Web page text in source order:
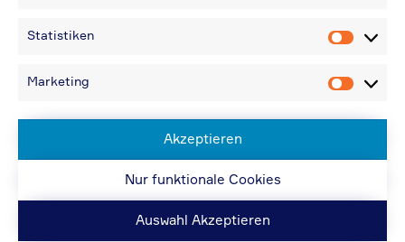
Statistiken
Marketing
Akzeptieren
Nur funktionale Cookies
Auswahl Akzeptieren
Bei Rückfragen können Sie uns über die E-
Bei Angabe von USt-IdNr und Bestellungen
| Website: ORIS